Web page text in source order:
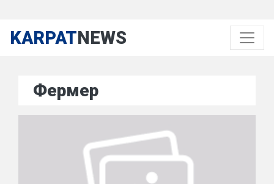
KARPATNEWS
Фермер